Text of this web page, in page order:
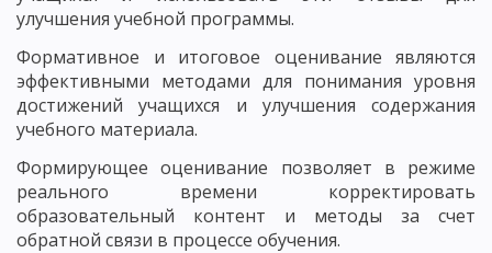
улучшения учебной программы.
Формативное и итоговое оценивание являются
эффективными методами для понимания уровня
достижений учащихся и улучшения содержания
учебного материала.
Формирующее оценивание позволяет в режиме
реального времени корректировать
образовательный контент и методы за счет
обратной связи в процессе обучения.